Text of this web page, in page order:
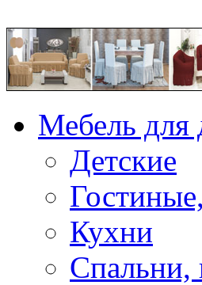
Мебель для
Детские
Кухни
Спальни,